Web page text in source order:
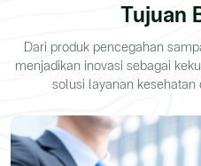
Tujuan
Dari produk pencegahan
menjadikan inovasi sebagai
solusi layanan